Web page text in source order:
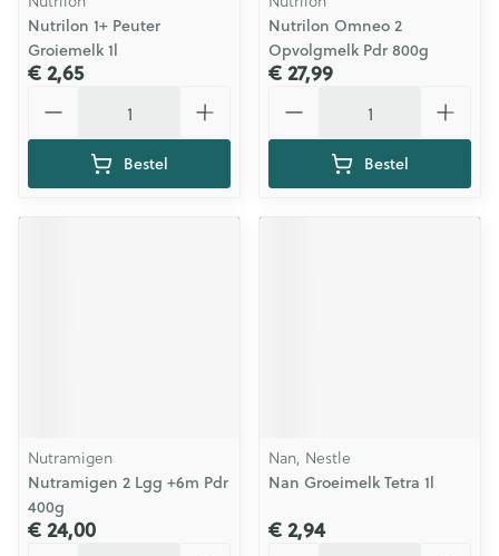
Nutrilon 1+ Peuter
Groiemelk 1l
€ 2,65
Bestel
Nutrilon Omneo 2
Opvolgmelk Pdr 800g
€ 27,99
Bestel
Nutramigen
Nutramigen 2 Lgg +6m Pdr
400g
€ 24,00
Nan, Nestle
Nan Groeimelk Tetra 1l
€ 2,94